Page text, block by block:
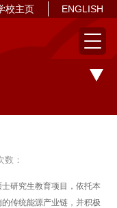
ENGLISH
校主页
数：
研究生教育项目，依托本
传统能源产业链，并积极